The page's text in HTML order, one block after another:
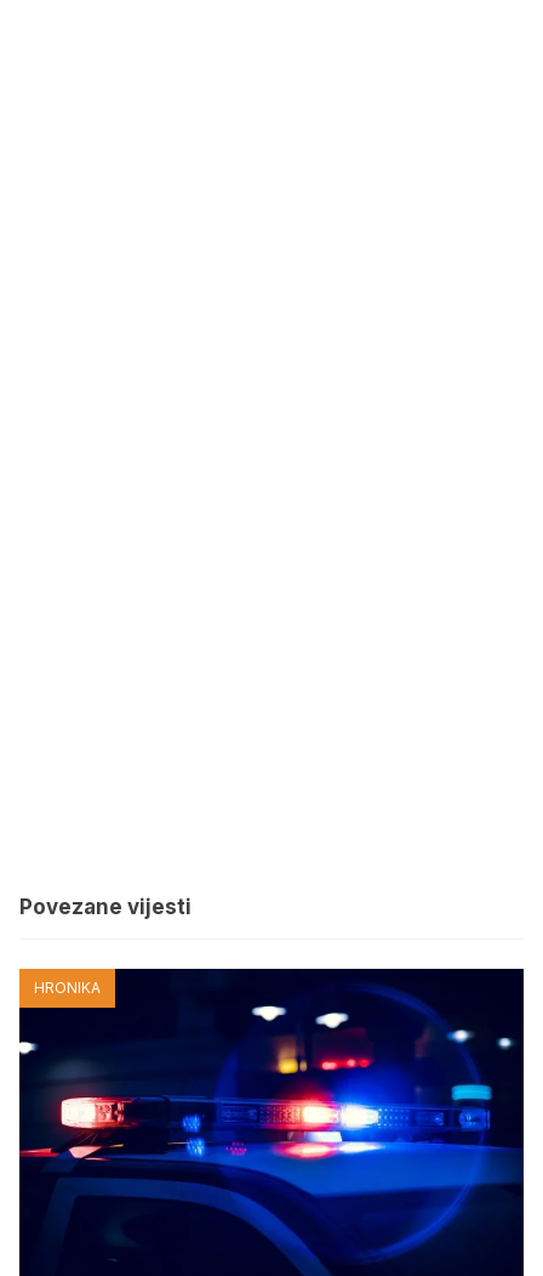
Povezane vijesti
HRONIKA